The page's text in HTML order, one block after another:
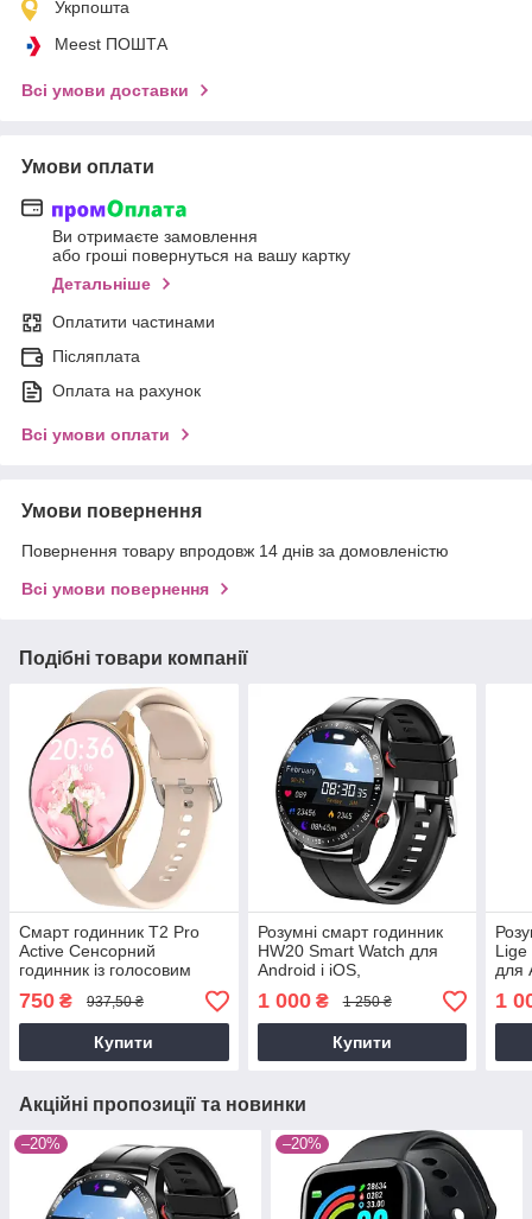
Укрпошта
Meest ПОШТА
Всі умови доставки
Умови оплати
Ви отримаєте замовлення
або гроші повернуться на вашу картку
Детальніше
Оплатити частинами
Післяплата
Оплата на рахунок
Всі умови оплати
Умови повернення
Повернення товару впродовж 14 днів за домовленістю
Всі умови повернення
Подібні товари компанії
Смарт годинник T2 Pro
Active Сенсорний
годинник із голосовим
зв'язком і крокоміром
Годинник Smart Watch
750 ₴ 937,50 ₴
Купити
Розумні смарт годинник
HW20 Smart Watch для
Android і iOS,
пульсометром,
тонометром, крокоміром
(чорні ))
1 000₴ 1 250 ₴
Купити
Lige
для
1
Акційні пропозиції та новинки
–20% –20%